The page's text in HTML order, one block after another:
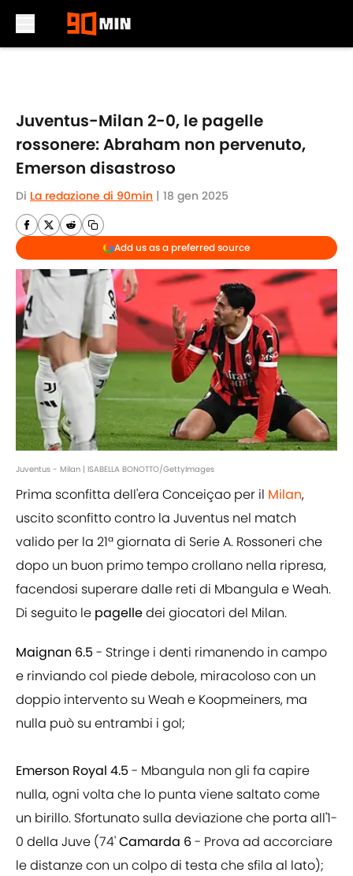
Juventus-Milan 2-0, le pagelle
rossonere: Abraham non pervenuto,
Emerson disastroso
Di La redazione di 90min | 18 gen 2025
Add us as a preferred source
Juventus - Milan | ISABELLA BONOTTO/GettyImages
Prima sconfitta dell'era Conceiçao per il Milan,
uscito sconfitto contro la Juventus nel match
valido per la 21ª giornata di Serie A. Rossoneri che
dopo un buon primo tempo crollano nella ripresa,
facendosi superare dalle reti di Mbangula e Weah.
Di seguito le pagelledei giocatori del Milan.
Maignan 6.5 - Stringe i denti rimanendo in campo
e rinviando col piede debole, miracoloso con un
doppio intervento su Weah e Koopmeiners, ma
nulla può su entrambi i gol;
Emerson Royal 4.5 - Mbangula non gli fa capire
nulla, ogni volta che lo punta viene saltato come
un birillo. Sfortunato sulla deviazione che porta all'1-
0 della Juve (74'Camarda 6- Prova ad accorciare
le distanze con un colpo di testa che sfila al lato);